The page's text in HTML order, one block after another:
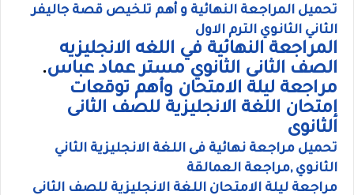
تحميل المراجعة النهائية و أهم تلخيص قصة جاليفر
الثاني الثانوي الترم الاول
المراجعة النهائية في اللغه الانجليزيه
الصف الثانى الثانوي مستر عماد عباس.
مراجعة ليلة الامتحان وأهم توقعات
إمتحان اللغة الانجليزية للصف الثانى
الثانوى
تحميل مراجعة نهائية فى اللغة الانجليزية الثاني
الثانوي ,مراجعة العمالقة
مراجعة ليلة الامتحان اللغة الانجليزية للصف الثانى